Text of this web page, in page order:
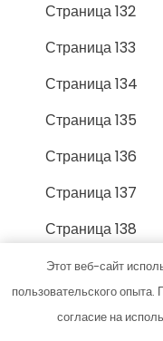
Страница 132
Страница 133
Страница 134
Страница 135
Страница 136
Страница 137
Страница 138
Страница 139
Страница 14
Этот веб-сайт
пользовательского
согласие на